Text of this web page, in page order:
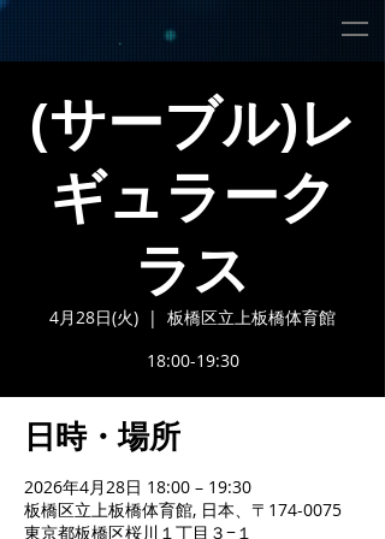
(サーブル)レ
ギュラーク
ラス
4月28日(火)
  |
板橋区立上板橋体育館
18:00-19:30
日時・場所
2026年4月28日 18:00 – 19:30
板橋区立上板橋体育館, 日本、〒174-0075
東京都板橋区桜川１丁目３−１